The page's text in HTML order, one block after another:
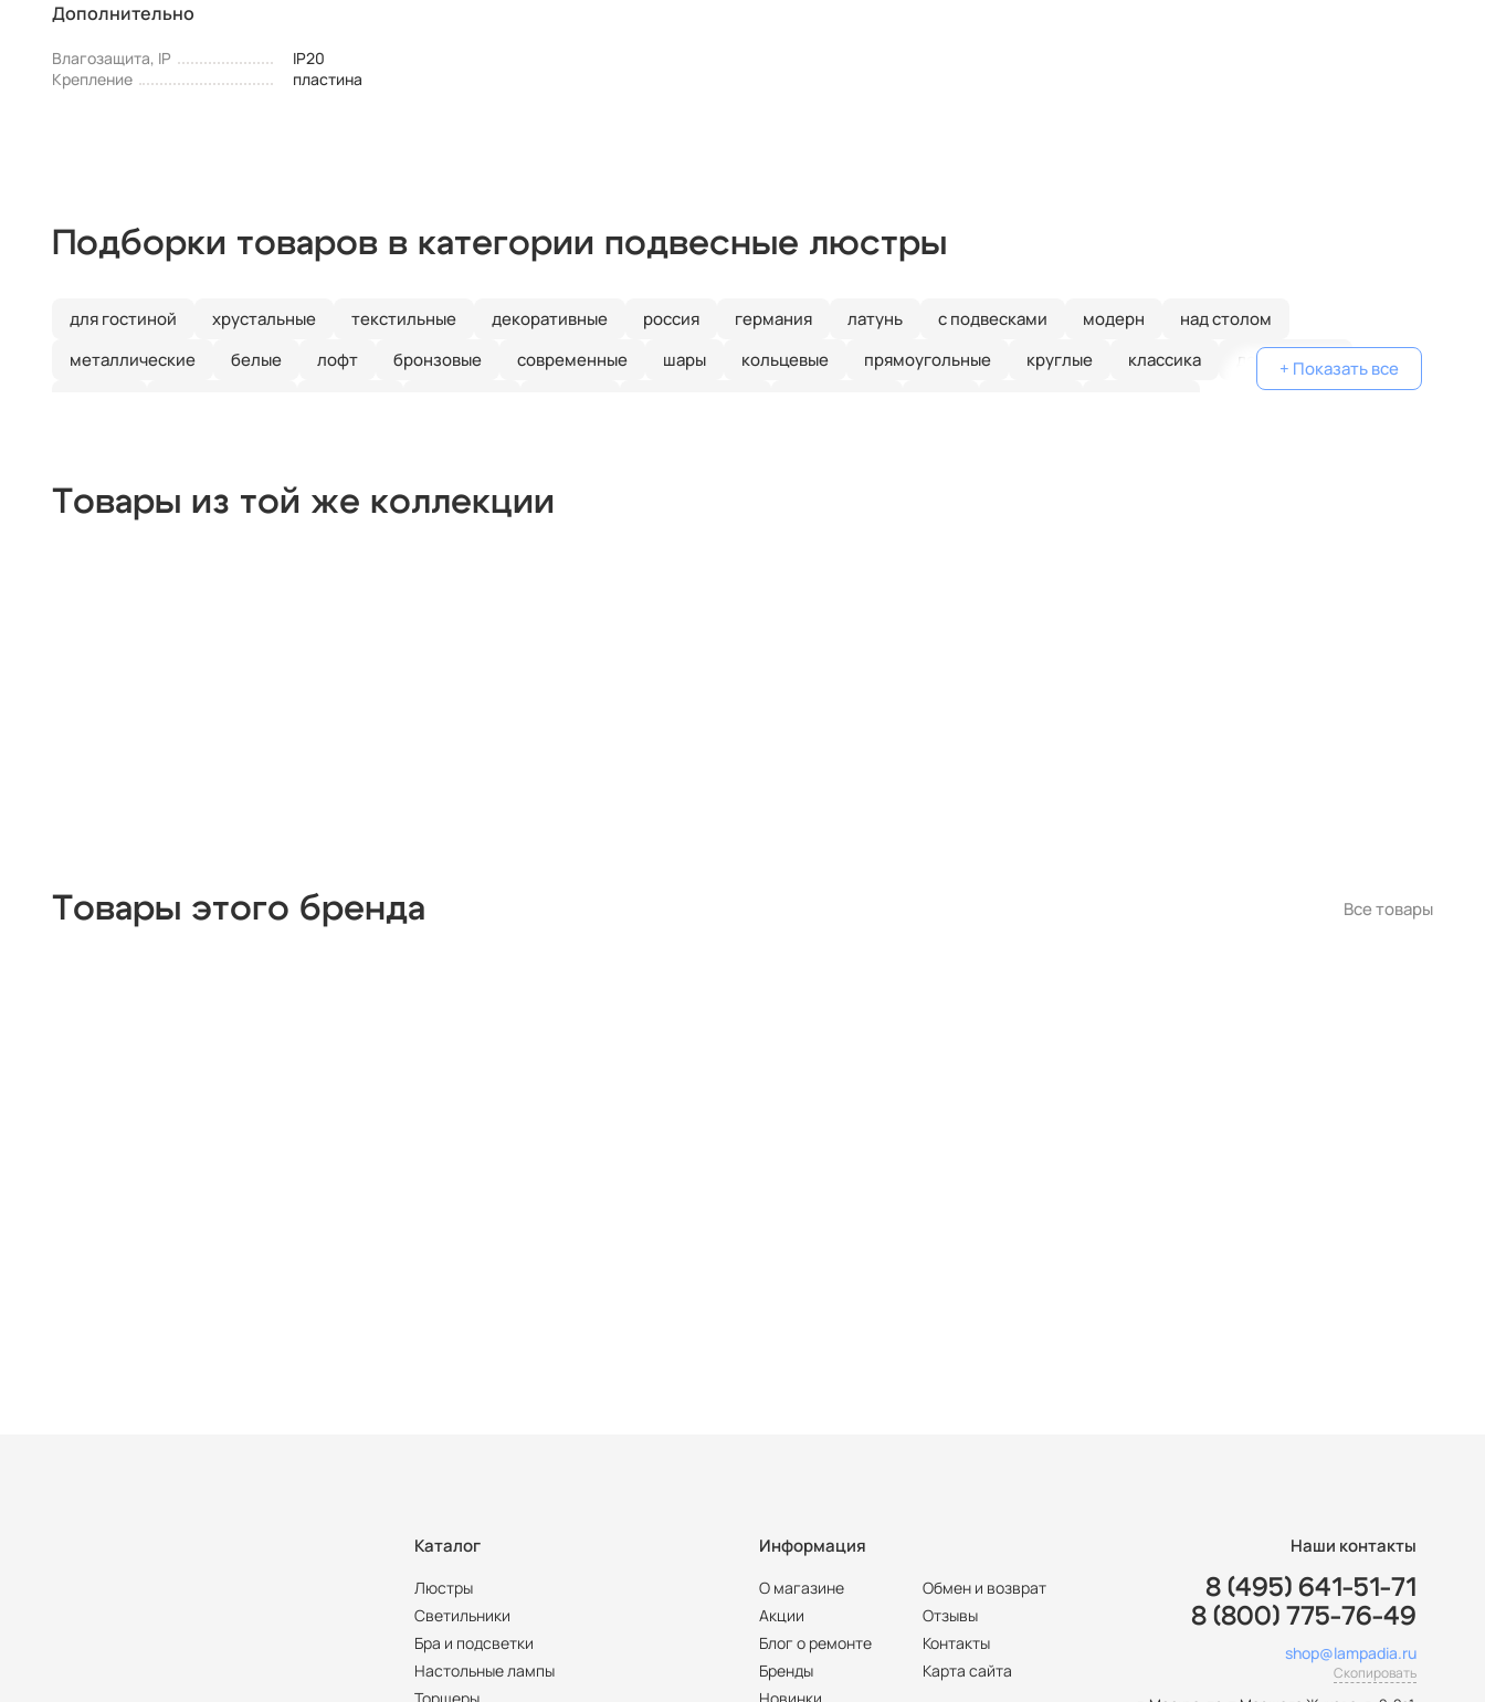
Дополнительно
Влагозащита, IP
IP20
Крепление
пластина
Подборки товаров в категории подвесные люстры
для гостиной хрустальные текстильные декоративные россия германия латунь с подвесками модерн
над столом
металлические
белые лофт бронзовые современные шары кольцевые прямоугольные круглые классика
деревянные
+ Показать все
Товары из той же коллекции
Товары этого бренда Все товары
Каталог
Люстры
Светильники
Бра и подсветки
Настольные лампы
Информация
О магазине
Акции
Блог о ремонте
Бренды
Обмен и возврат
Отзывы
Контакты
Карта сайта
Наши контакты
8 (495) 641-51-71
8 (800) 775-76-49
shop@lampadia.ru
Скопировать